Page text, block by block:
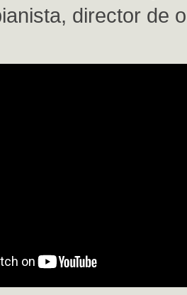
director de